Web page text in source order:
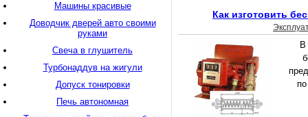
Как изготовить
В
Машины красивые
Доводчик дверей авто своими
руками
Свеча в глушитель
Турбонаддув на жигули
Допуск тонировки
Печь автономная